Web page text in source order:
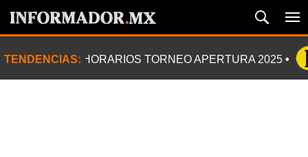
TENDENCIAS: HORARIOS TORNEO APERTURA 2025